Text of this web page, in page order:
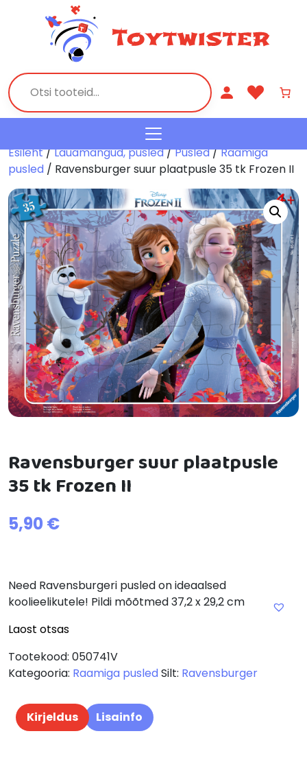
Esileht/Lauamängud, pusled/Pusled/Raamiga
pusled / Ravensburger suur plaatpusle 35 tk Frozen II
Ravensburger suur plaatpusle
35 tk Frozen II
5,90 €
Need Ravensburgeri pusled on ideaalsed
koolieelikutele! Pildi mõõtmed 37,2 x 29,2 cm
Laost otsas
Tootekood: 050741V
Kategooria: Raamiga pusledSilt: Ravensburger
Kirjeldus Lisainfo